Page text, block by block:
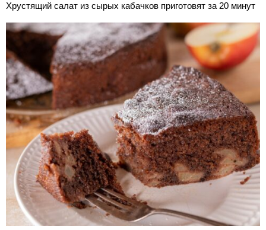
Хрустящий салат из сырых кабачков приготовят за 20 минут